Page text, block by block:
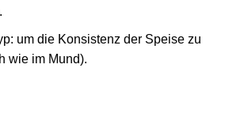
um die Konsistenz der Speise zu
wie im Mund).